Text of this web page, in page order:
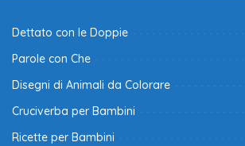
Dettato con le Doppie
Parole con Che
Disegni di Animali da Colorare
Cruciverba per Bambini
Ricette per Bambini